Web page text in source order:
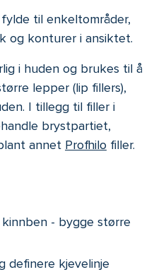
til enkeltområder,
og konturer i ansiktet.
i huden og brukes til å
lepper (lip fillers),
I tillegg til filler i
brystpartiet,
annet Profhilo filler.
- bygge større
definere kjevelinje